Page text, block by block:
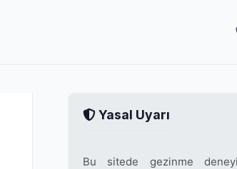
Yasal Uyarı
Bu sitede gezinme